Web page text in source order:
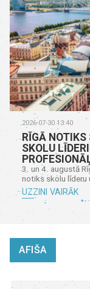
2026-07-30 13:40
RĪGĀ NOTIKS
SKOLU
3. un 4. augustā
notiks skolu līderu
UZZINI VAIRĀK
AFIŠA